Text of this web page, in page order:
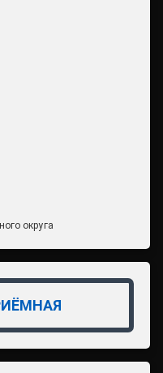
округа